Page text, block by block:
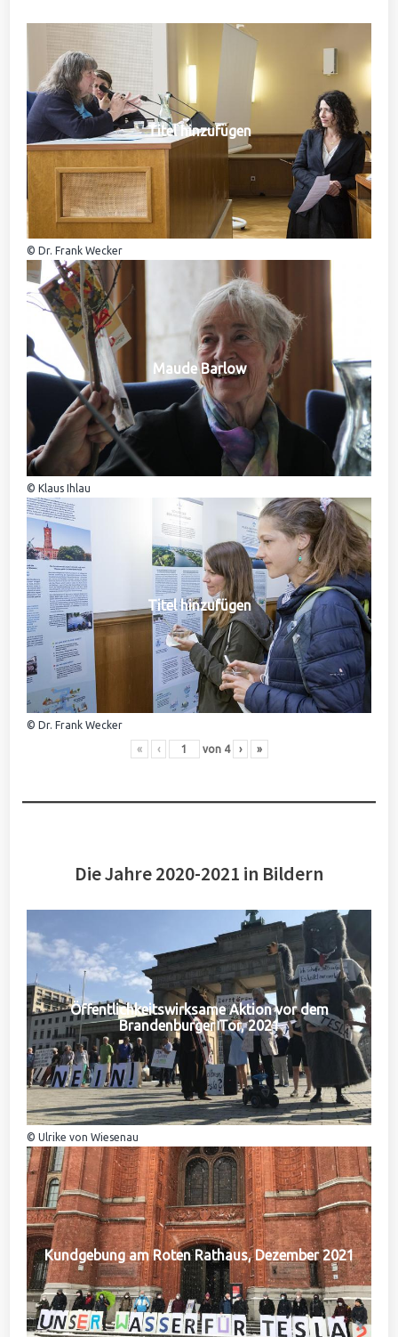
Titel hinzufügen
© Dr. Frank Wecker
Maude Barlow
© Klaus Ihlau
Titel hinzufügen
© Dr. Frank Wecker
« ‹ von 4 › »
Die Jahre 2020-2021 in Bildern
Öffentlichkeitswirksame Aktion vor dem
Brandenburger Tor, 2021
© Ulrike von Wiesenau
Kundgebung am Roten Rathaus, Dezember 2021